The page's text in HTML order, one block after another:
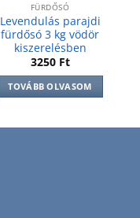
FÜRDŐSÓ
Levendulás parajdi
fürdősó 3 kg vödör
kiszerelésben
3250 Ft
TOVÁBB OLVASOM